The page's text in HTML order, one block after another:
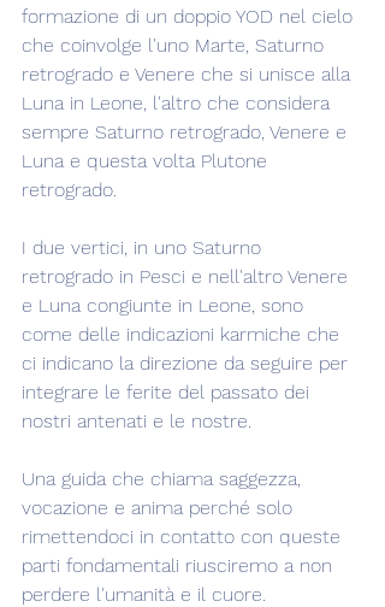
formazione di un doppio YOD nel cielo
che coinvolge l'uno Marte, Saturno
retrogrado e Venere che si unisce alla
Luna in Leone, l'altro che considera
sempre Saturno retrogrado, Venere e
Luna e questa volta Plutone
retrogrado.
I due vertici, in uno Saturno
retrogrado in Pesci e nell'altro Venere
e Luna congiunte in Leone, sono
come delle indicazioni karmiche che
ci indicano la direzione da seguire per
integrare le ferite del passato dei
nostri antenati e le nostre.
Una guida che chiama saggezza,
vocazione e anima perché solo
rimettendoci in contatto con queste
parti fondamentali riusciremo a non
perdere l'umanità e il cuore.